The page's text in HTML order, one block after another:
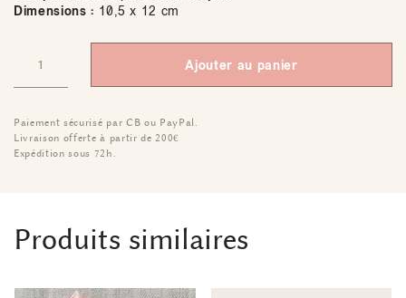
Dimensions : 10,5 x 12 cm
Ajouter au panier
Paiement sécurisé par CB ou PayPal.
Livraison offerte à partir de 200€
Expédition sous 72h.
Produits similaires